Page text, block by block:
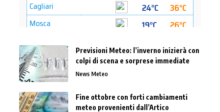
Previsioni Meteo: l’inverno inizierà con
colpi di scena e sorprese immediate
News Meteo
Fine ottobre con forti cambiamenti
meteo provenienti dall’Artico